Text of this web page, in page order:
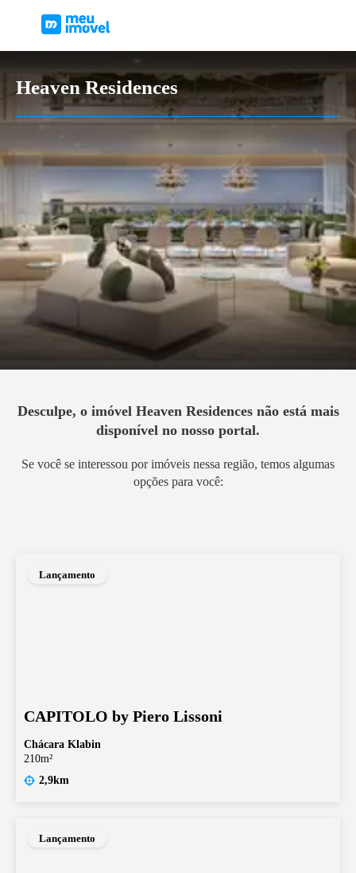
Heaven Residences
Desculpe, o imóvel Heaven Residencesnão está mais
disponível no nosso portal.
Se você se interessou por imóveis nessa região, temos algumas
opções para você:
Lançamento
CAPITOLO by Piero Lissoni
Chácara Klabin
210m²
2,9km
Lançamento